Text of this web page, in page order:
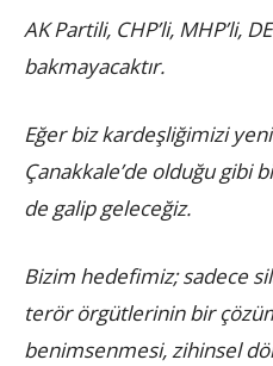
AK Partili, CHP’li, MHP’li,
bakmayacaktır.
Eğer biz kardeşliğimizi
Çanakkale’de olduğu gibi
de galip geleceğiz.
Bizim hedefimiz; sadece
terör örgütlerinin bir
benimsenmesi, zihinsel